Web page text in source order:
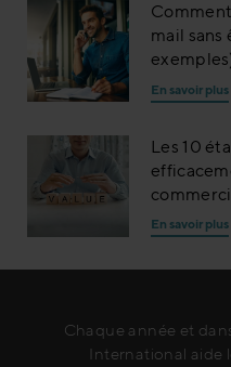
mail sans
En savoir plus
Les 10
En savoir plus
Chaque année et
International aide